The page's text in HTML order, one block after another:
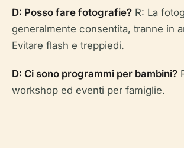
D: Posso fare fotografie? R: La
generalmente consentita, tranne in
Evitare flash e treppiedi.
D: Ci sono programmi per bambini?
workshop ed eventi per famiglie.